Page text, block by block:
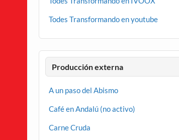
Todes Transformando en youtube
Producción externa
A un paso del Abismo
Café en Andalú (no activo)
Carne Cruda